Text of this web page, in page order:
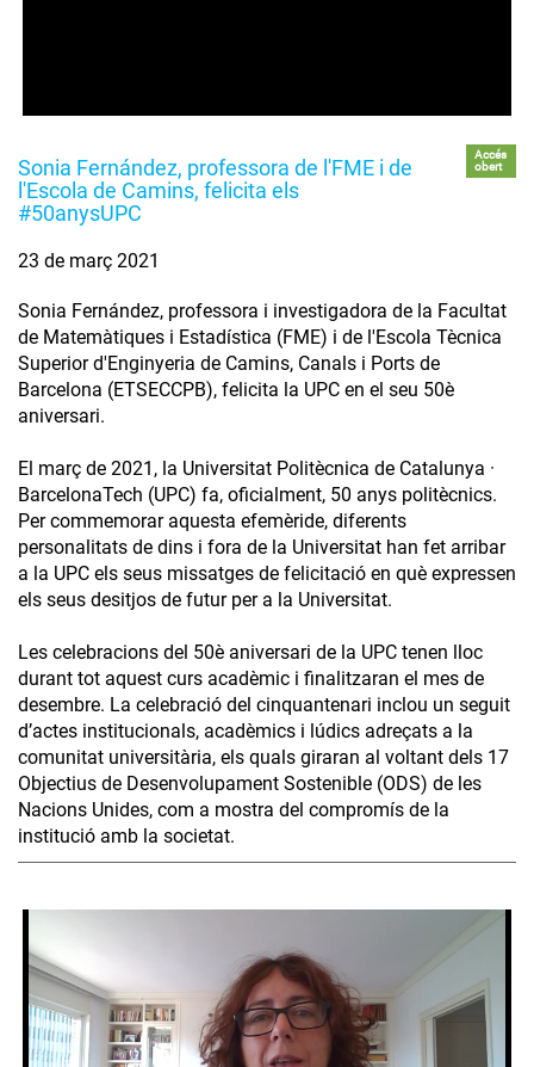
Sonia Fernández, professora de l'FME i de
l'Escola de Camins, felicita els
#50anysUPC
Accés
obert
23 de març 2021
Sonia Fernández, professora i investigadora de la Facultat
de Matemàtiques i Estadística (FME) i de l'Escola Tècnica
Superior d'Enginyeria de Camins, Canals i Ports de
Barcelona (ETSECCPB), felicita la UPC en el seu 50è
aniversari.
El març de 2021, la Universitat Politècnica de Catalunya ·
BarcelonaTech (UPC) fa, oficialment, 50 anys politècnics.
Per commemorar aquesta efemèride, diferents
personalitats de dins i fora de la Universitat han fet arribar
a la UPC els seus missatges de felicitació en què expressen
els seus desitjos de futur per a la Universitat.
Les celebracions del 50è aniversari de la UPC tenen lloc
durant tot aquest curs acadèmic i finalitzaran el mes de
desembre. La celebració del cinquantenari inclou un seguit
d’actes institucionals, acadèmics i lúdics adreçats a la
comunitat universitària, els quals giraran al voltant dels 17
Objectius de Desenvolupament Sostenible (ODS) de les
Nacions Unides, com a mostra del compromís de la
institució amb la societat.